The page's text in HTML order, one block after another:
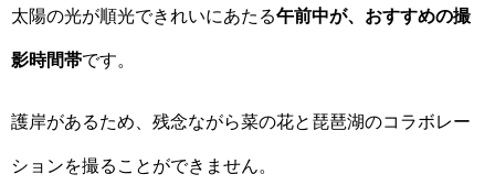
太陽の光が順光できれいにあたる午前中が、おすすめの撮
影時間帯です。
護岸があるため、残念ながら菜の花と琵琶湖のコラボレー
ションを撮ることができません。